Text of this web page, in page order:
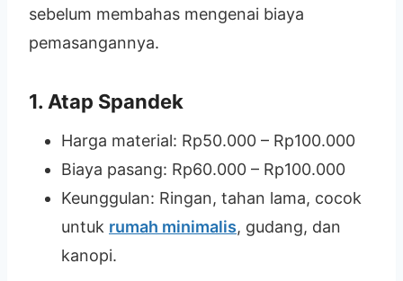
sebelum membahas mengenai biaya
pemasangannya.
1. Atap Spandek
Harga material: Rp50.000 – Rp100.000
Biaya pasang: Rp60.000 – Rp100.000
Keunggulan: Ringan, tahan lama, cocok
untuk rumah minimalis, gudang, dan
kanopi.